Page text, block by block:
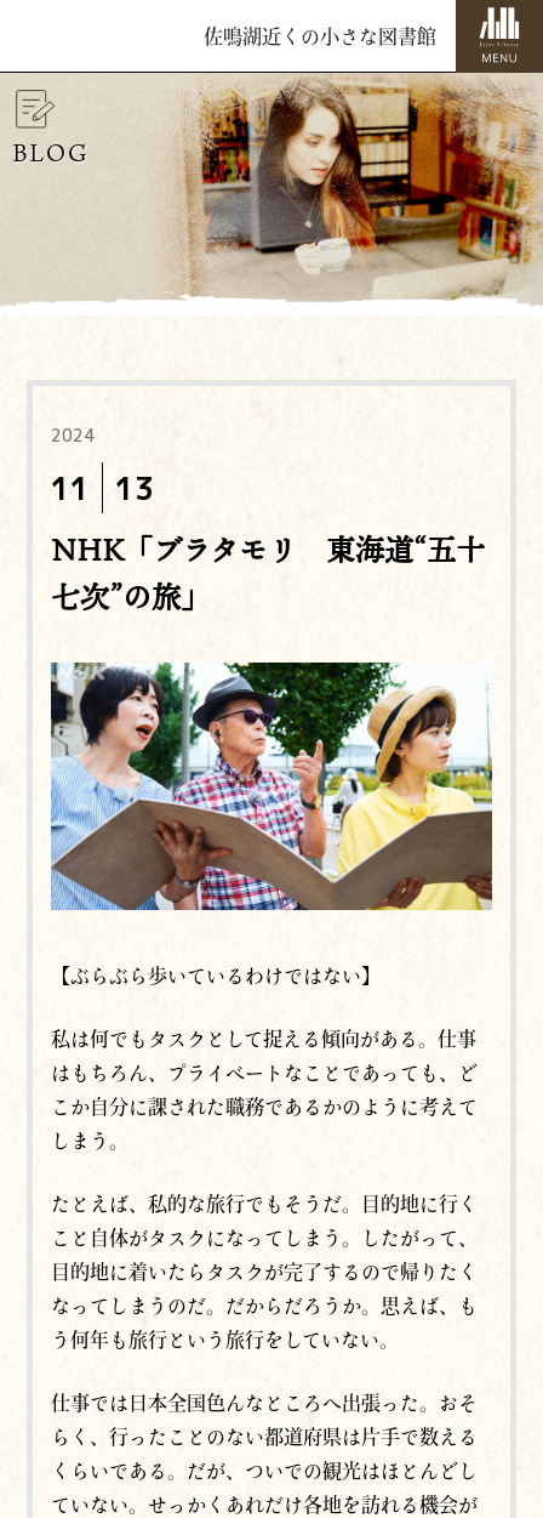
佐鳴湖近くの小さな図書館
BLOG
2024
11 13
NHK「ブラタモリ 東海道“五十
七次”の旅」
【ぶらぶら歩いているわけではない】
私は何でもタスクとして捉える傾向がある。仕事
はもちろん、プライベートなことであっても、ど
こか自分に課された職務であるかのように考えて
しまう。
たとえば、私的な旅行でもそうだ。目的地に行く
こと自体がタスクになってしまう。したがって、
目的地に着いたらタスクが完了するので帰りたく
なってしまうのだ。だからだろうか。思えば、も
う何年も旅行という旅行をしていない。
仕事では日本全国色んなところへ出張った。おそ
らく、行ったことのない都道府県は片手で数える
くらいである。だが、ついでの観光はほとんどし
ていない。せっかくあれだけ各地を訪れる機会が